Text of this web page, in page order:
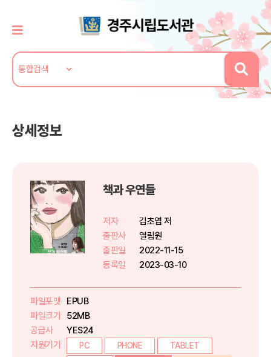
상세정보
책과 우연들
저자
김초엽 저
출판사
열림원
출판일
2022-11-15
등록일
2023-03-10
파일포맷
EPUB
파일크기
52MB
공급사
YES24
지원기기
PC PHONE
TABLET